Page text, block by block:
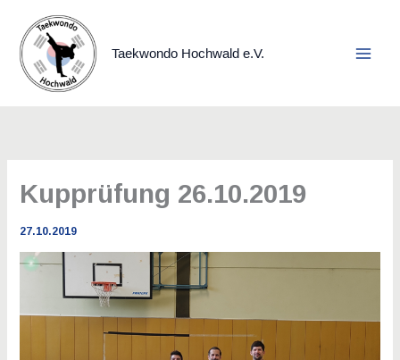
Inhalt
springen
Taekwondo Hochwald e.V.
Kupprüfung 26.10.2019
27.10.2019